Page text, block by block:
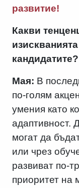
развитие!
Какви
кандидатите?
Мая: В
по-голям
умения като
адаптивност.
могат да
или чрез
развиват по-
приоритет на